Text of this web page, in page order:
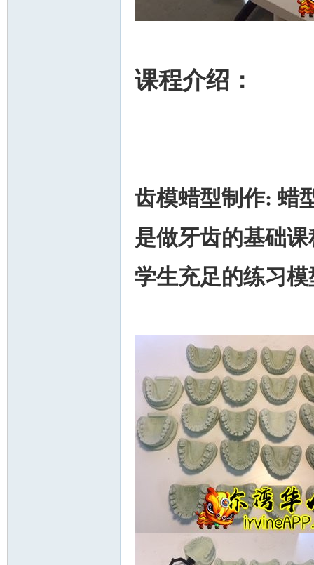
课程介绍：
齿模蜡型制作: 蜡
是做牙齿的基础
学生充足的练习